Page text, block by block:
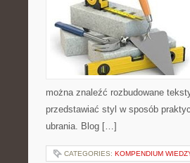
można znaleźć rozbudowane
przedstawiać styl w sposób
ubrania. Blog […]
CATEGORIES: KOMPENDIUM